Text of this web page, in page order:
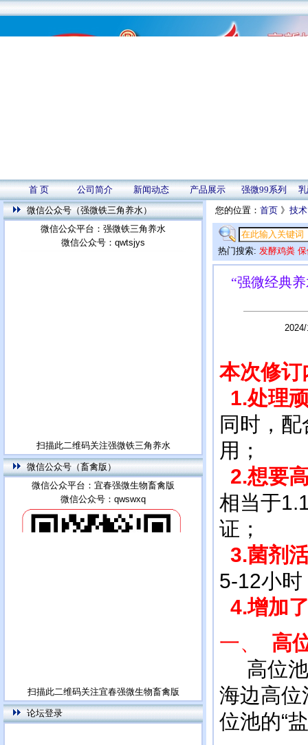
首 页 公司简介 新闻动态 产品展示 强微99系列
微信公众号（强微铁三角养水）
微信公众平台：强微铁三角养水
微信公众号：qwtsjys
扫描此二维码关注强微铁三角养水
微信公众号（畜禽版）
微信公众平台：宜春强微生物畜禽版
微信公众号：qwswxq
扫描此二维码关注宜春强微生物畜禽版
论坛登录
您的位置： 首页 》 技
热门搜索: 发酵鸡粪
“强微经典
本次修订
1.处理
同时，
用；
2.想要
相当于
证；
3.菌剂
5-12小时
4.增加
一、 高
高位池
海边高位
位池的“